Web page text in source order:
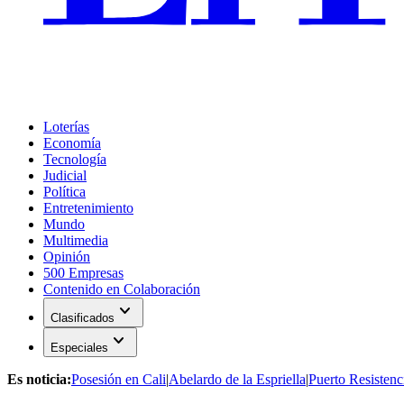
Loterías
Economía
Tecnología
Judicial
Política
Entretenimiento
Mundo
Multimedia
Opinión
500 Empresas
Contenido en Colaboración
Clasificados expand_more
Especiales expand_more
Es noticia:Posesión en Cali|Abelardo de la Espriella|Puerto